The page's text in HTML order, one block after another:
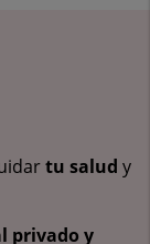
tu salud y
privado y